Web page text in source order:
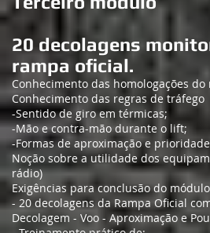
20 decolagens
rampa oficial.
Conhecimento das homologações do
Conhecimento das regras de tráfego
-Sentido de giro em térmicas;
-Mão e contra-mão durante o lift;
-Formas de aproximação e
Noção sobre a utilidade dos
rádio)
Exigências para conclusão do
- 20 decolagens da Rampa Oficial
Decolagem - Voo - Aproximação e